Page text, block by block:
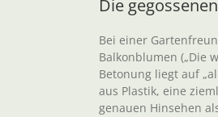
Die
Bei einer
Balkonblumen („Die
Betonung liegt auf
aus Plastik, eine
genauen Hinsehen